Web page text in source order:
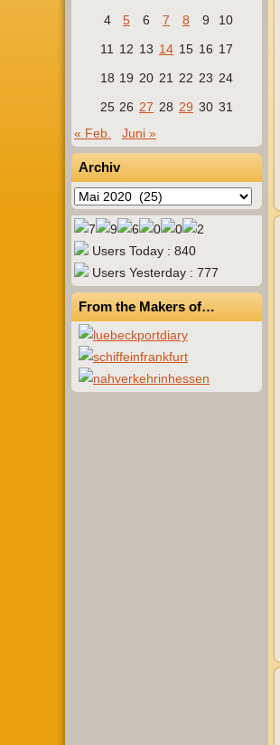
4
5 6 7 8 9
10
11
12 13 14 15 16 17
18 19 20 21 22 23 24
25 26 27 28 29 30 31
« Feb.
Juni »
Archiv
Archiv
Users Today : 840
Users Yesterday : 777
From the Makers of…